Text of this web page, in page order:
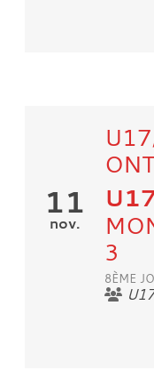
11
nov.
3
8ÈME